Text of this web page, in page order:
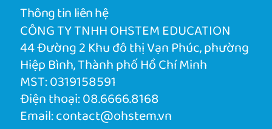
Thông tin liên hệ
CÔNG TY TNHH OHSTEM EDUCATION
44 Đường 2 Khu đô thị Vạn Phúc, phường
Hiệp Bình, Thành phố Hồ Chí Minh
MST: 0319158591
Điện thoại:08.6666.8168
Email:contact@ohstem.vn